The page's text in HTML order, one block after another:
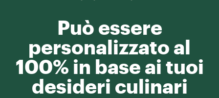
Può essere
personalizzato al
100% in base ai tuoi
desideri culinari